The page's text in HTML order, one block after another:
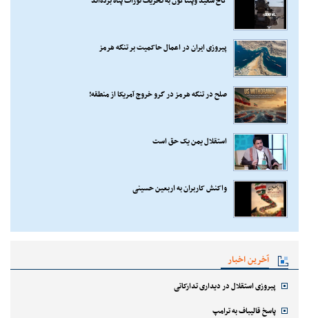
پیروزی ایران در اعمال حاکمیت بر تنگه هرمز
صلح در تنگه هرمز در گرو خروج آمریکا از منطقه!
استقلال یمن یک حق است
واکنش کاربران به اربعین حسینی
آخرین اخبار
پیروزی استقلال در دیداری تدارکاتی
پاسخ قالیباف به ترامپ